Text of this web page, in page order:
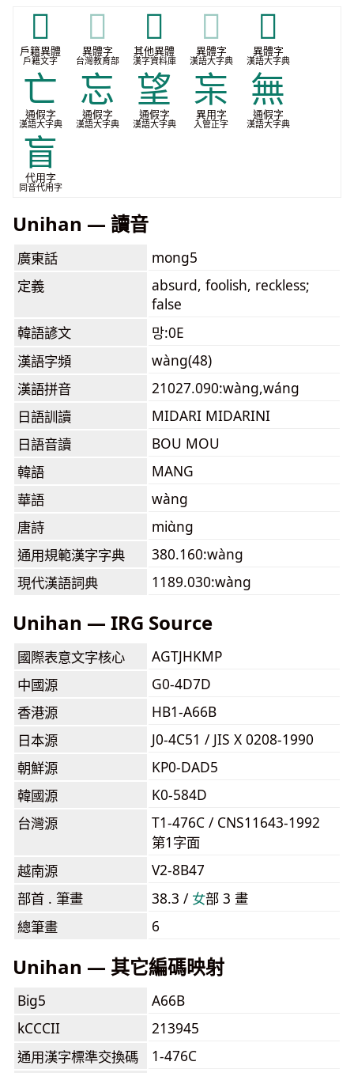
𡔞
戶籍異體
戶籍文字
𡔞
異體字
台灣教育部
𡚶
其他異體
漢字資料庫
𡚶
異體字
漢語大字典
𧧄
異體字
漢語大字典
亡
通假字
漢語大字典
忘
通假字
漢語大字典
望
通假字
漢語大字典
杗
異用字
入管正字
無
通假字
漢語大字典
盲
代用字
同音代用字
Unihan — 讀音
廣東話
mong5
定義
absurd, foolish, reckless;
false
韓語諺文
망:0E
漢語字頻
wàng(48)
漢語拼音
21027.090:wàng,wáng
日語訓讀
MIDARI MIDARINI
日語音讀
BOU MOU
韓語
MANG
華語
wàng
唐詩
miɑ̀ng
通用規範漢字字典
380.160:wàng
現代漢語詞典
1189.030:wàng
Unihan — IRG Source
國際表意文字核心
AGTJHKMP
中國源
G0-4D7D
香港源
HB1-A66B
日本源
J0-4C51 / JIS X 0208-1990
朝鮮源
KP0-DAD5
韓國源
K0-584D
台灣源
T1-476C / CNS11643-1992
第1字面
越南源
V2-8B47
部首 . 筆畫
38.3 / ⼥部 3 畫
總筆畫
6
Unihan — 其它編碼映射
Big5
A66B
kCCCII
213945
通用漢字標準交換碼
1-476C